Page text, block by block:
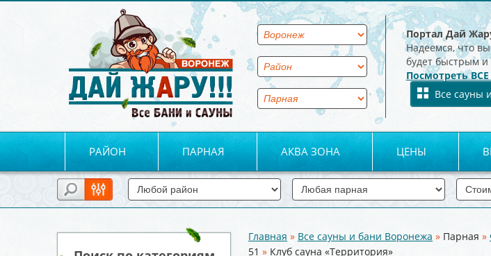
Портал Дай
Надеемся, что
будет быстрым
Посмотреть
Все сауны
РАЙОН ПАРНАЯ АКВА ЗОНА ЦЕНЫ
Вы здесь
Главная » Все сауны и бани Воронежа » Парная »
51 » Клуб сауна «Территория»